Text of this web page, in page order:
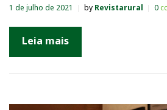
Q
u
l
i
1 de julho de 2021 by Revistarural 0
Leia mais